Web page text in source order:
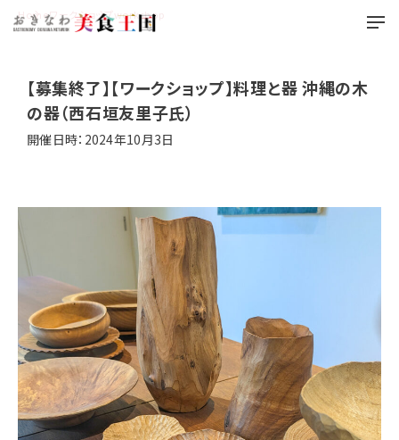
Homeワークショップ workshop
【募集終了】【ワークショップ】料理と器 沖縄の木
の器（西石垣友里子氏）
開催日時：2024年10月3日